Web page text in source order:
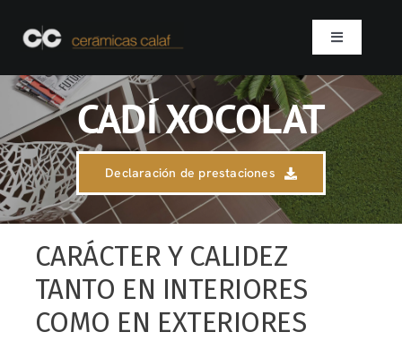
Toggle
Inicio
Quienes somos
Productos
Proyectos
Contacto
CADÍ XOCOLAT
Declaración de prestaciones
CARÁCTER Y CALIDEZ
TANTO EN INTERIORES
COMO EN EXTERIORES